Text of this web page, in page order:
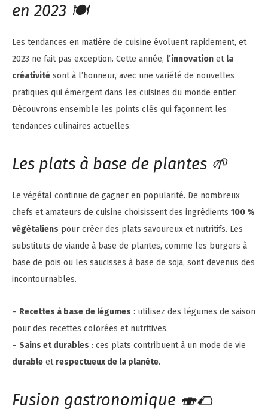
en 2023 🍽️
Les tendances en matière de cuisine évoluent rapidement, et
2023 ne fait pas exception. Cette année, l’innovation et la
créativité sont à l’honneur, avec une variété de nouvelles
pratiques qui émergent dans les cuisines du monde entier.
Découvrons ensemble les points clés qui façonnent les
tendances culinaires actuelles.
Les plats à base de plantes 🌱
Le végétal continue de gagner en popularité. De nombreux
chefs et amateurs de cuisine choisissent des ingrédients 100 %
végétaliens pour créer des plats savoureux et nutritifs. Les
substituts de viande à base de plantes, comme les burgers à
base de pois ou les saucisses à base de soja, sont devenus des
incontournables.
– Recettes à base de légumes : utilisez des légumes de saison
pour des recettes colorées et nutritives.
– Sains et durables : ces plats contribuent à un mode de vie
durable et respectueux de la planète.
Fusion gastronomique 🍣🌮